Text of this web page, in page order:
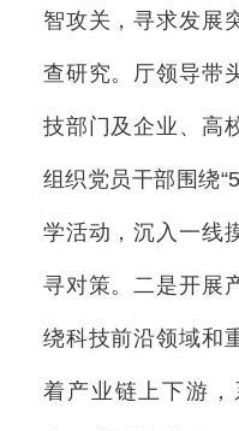
智攻关，寻求发展
查研究。厅领导带
技部门及企业、高
组织党员干部围绕
学活动，沉入一线
寻对策。二是开展
绕科技前沿领域和
着产业链上下游